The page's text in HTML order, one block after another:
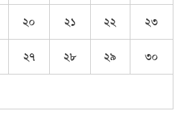
২০ ২১ ২২ ২৩
২৭ ২৮ ২৯ ৩০